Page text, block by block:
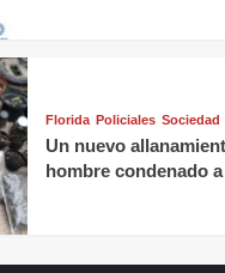
Florida Policiales Sociedad
Un nuevo
hombre condenado